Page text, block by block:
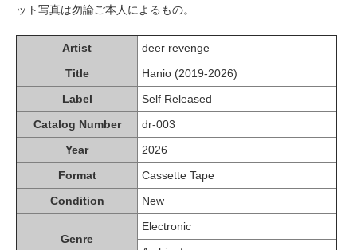
ット写真は勿論ご本人によるもの。
Artist
deer revenge
Title
Hanio (2019-2026)
Label
Self Released
Catalog Number
dr-003
Year
2026
Format
Cassette Tape
Condition
New
Genre
Electronic